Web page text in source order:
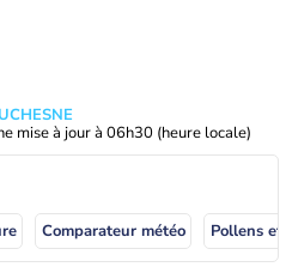
mise à jour à 06h30 (heure locale)
Comparateur météo Pollens